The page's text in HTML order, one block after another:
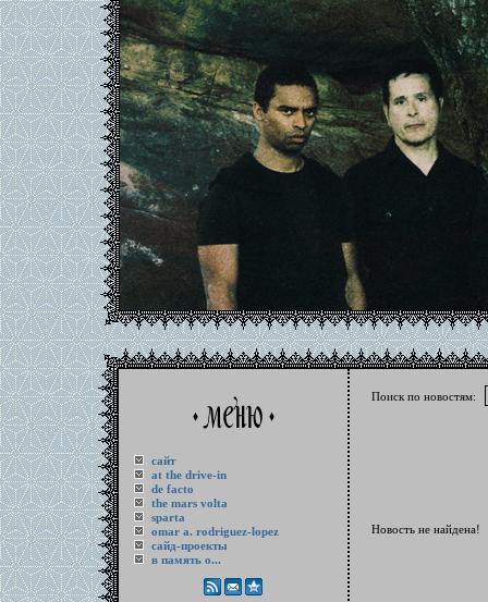
сайт
at the drive-in
de facto
the mars volta
sparta
omar a. rodriguez-lopez
cайд-проекты
в память о...
Поиск по новостям:
Новость не найдена!